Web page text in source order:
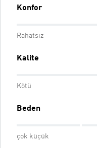
Konfor
Rahatsız
Kalite
Kötü
Beden
çok küçük